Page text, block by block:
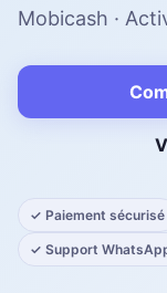
Mobicash ·
✓ Paiement sécurisé
✓ Support